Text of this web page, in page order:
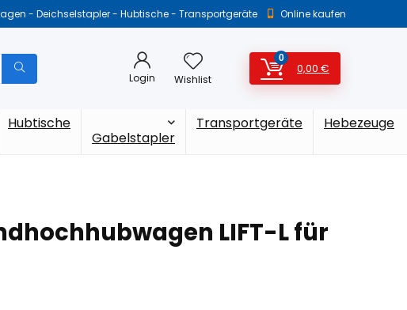
- Deichselstapler - Hubtische - Transportgeräte Online kaufen
Login Wishlist
0
0,00 €
Hubtische
Gabelstapler
Transportgeräte Hebezeuge
LIFT-L für